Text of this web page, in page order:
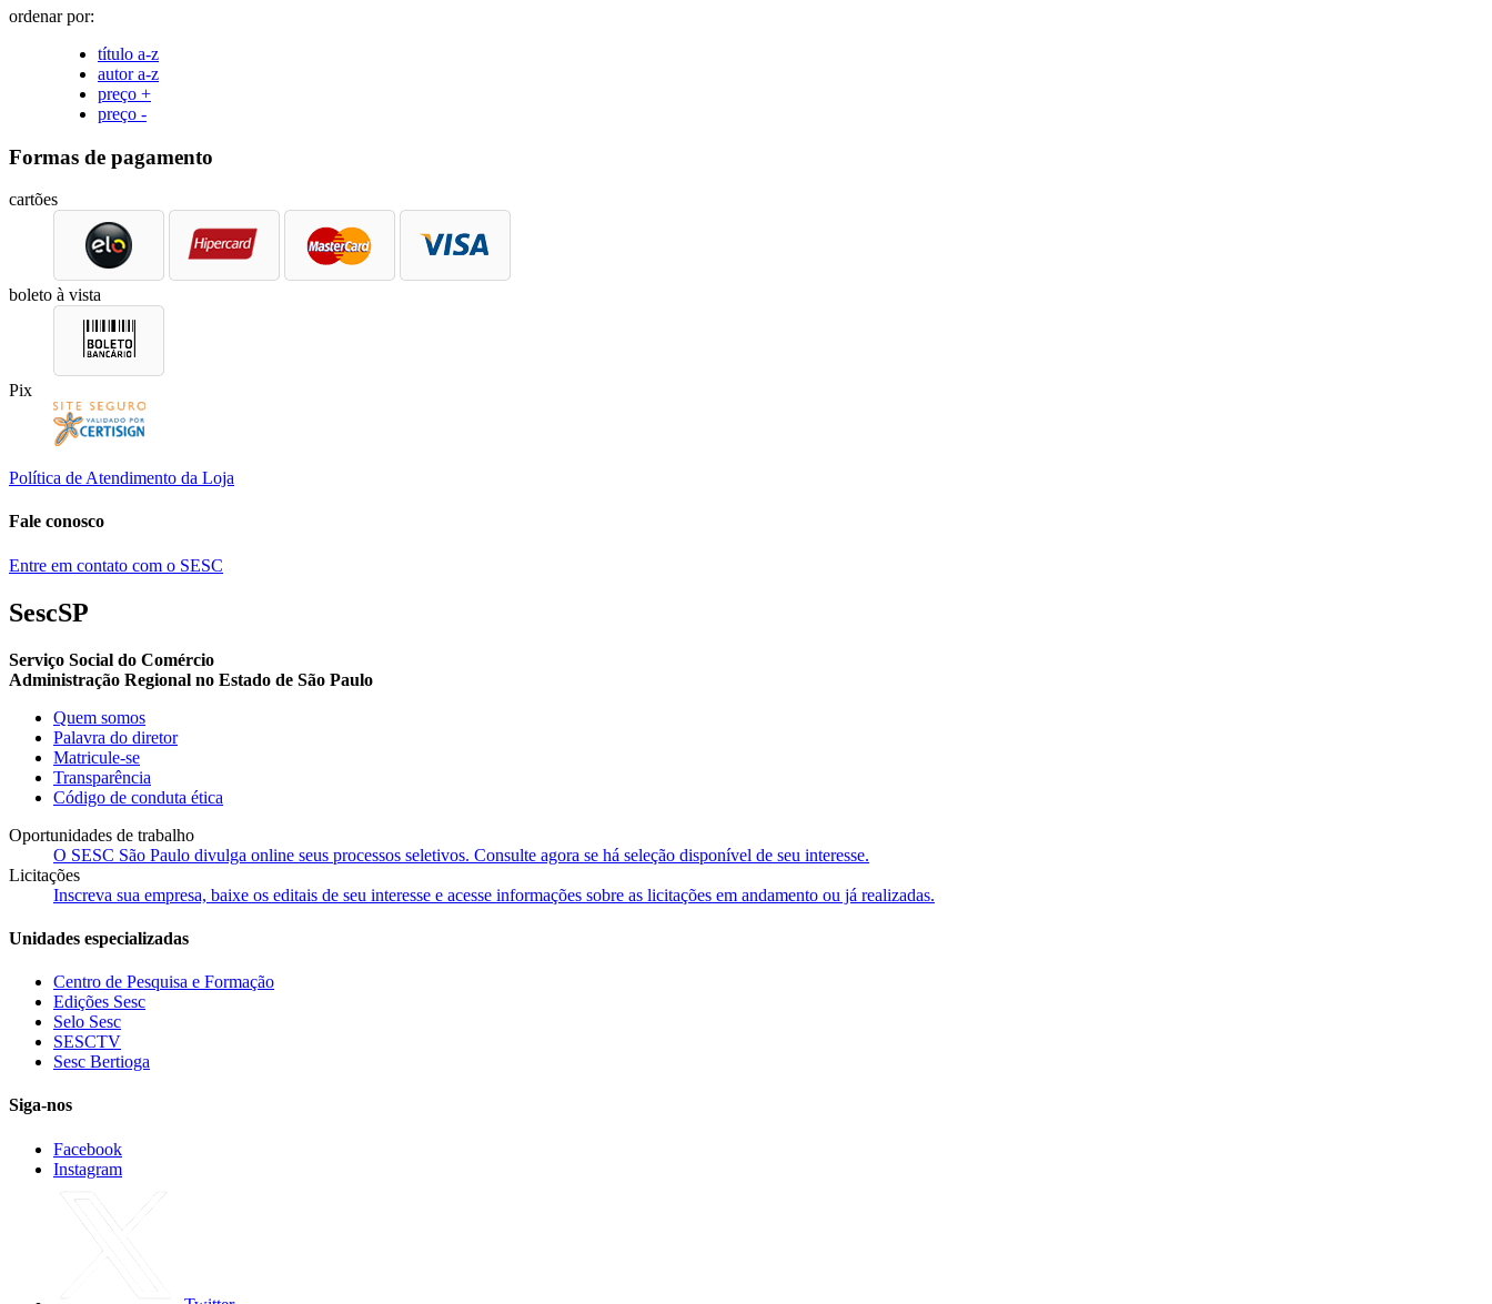
ordenar por:
título a-z
autor a-z
preço +
preço -
Formas de pagamento
cartões
boleto à vista
Pix
Política de Atendimento da Loja
Fale conosco
Entre em contato com o SESC
SescSP
Serviço Social do Comércio
Administração Regional no Estado de São Paulo
Quem somos
Palavra do diretor
Matricule-se
Transparência
Código de conduta ética
Oportunidades de trabalho
O SESC São Paulo divulga online seus processos seletivos. Consulte agora se há seleção disponível de seu interesse.
Licitações
Inscreva sua empresa, baixe os editais de seu interesse e acesse informações sobre as licitações em andamento ou já realizadas.
Unidades especializadas
Centro de Pesquisa e Formação
Edições Sesc
Selo Sesc
SESCTV
Sesc Bertioga
Siga-nos
Facebook
Instagram